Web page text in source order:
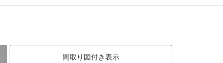
間取り図付き表示